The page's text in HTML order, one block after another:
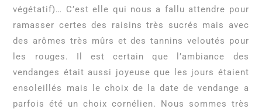
végétatif)… C’est elle qui nous a fallu attendre pour
ramasser certes des raisins très sucrés mais avec
des arômes très mûrs et des tannins veloutés pour
les rouges. Il est certain que l’ambiance des
vendanges était aussi joyeuse que les jours étaient
ensoleillés mais le choix de la date de vendange a
parfois été un choix cornélien. Nous sommes très